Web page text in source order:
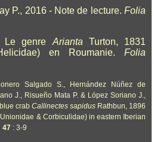
P., 2016 - Note de lecture. Folia
Le genre Arianta Turton, 1831
en Roumanie. Folia
Salgado S., Hernández Núñez de
J., Risueño Mata P. & López Soriano J.,
crab Callinectes sapidus Rathbun, 1896
& Corbiculidae) in eastern Iberian
47 : 3-9